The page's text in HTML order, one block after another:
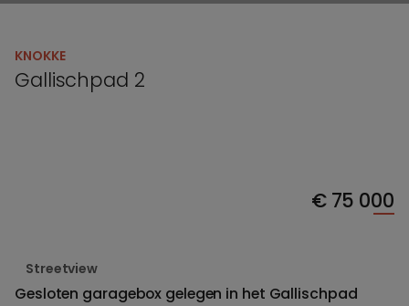
KNOKKE
Gallischpad 2
€75 000
Streetview
Gesloten garagebox gelegen in het Gallischpad